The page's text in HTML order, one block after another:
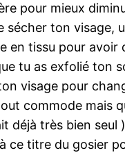
pour mieux
ton visage,
en tissu pour avoir
tu as exfolié ton
visage pour
commode mais
très bien seul
ce titre du gosier